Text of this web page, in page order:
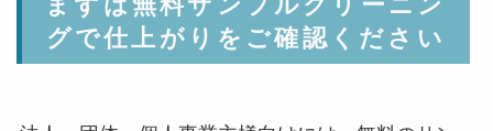
グで仕上がりをご確認ください